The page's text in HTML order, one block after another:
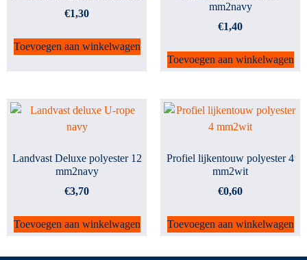
€1,30
Toevoegen aan winkelwagen
mm2navy
€1,40
Toevoegen aan winkelwagen
Landvast Deluxe polyester 12
mm2navy
€3,70
Toevoegen aan winkelwagen
Profiel lijkentouw polyester 4
mm2wit
€0,60
Toevoegen aan winkelwagen